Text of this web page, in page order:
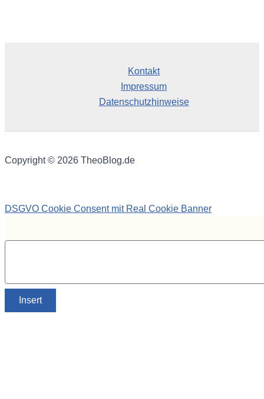
Kontakt
Impressum
Datenschutzhinweise
Copyright © 2026 TheoBlog.de
DSGVO Cookie Consent mit Real Cookie Banner
Insert